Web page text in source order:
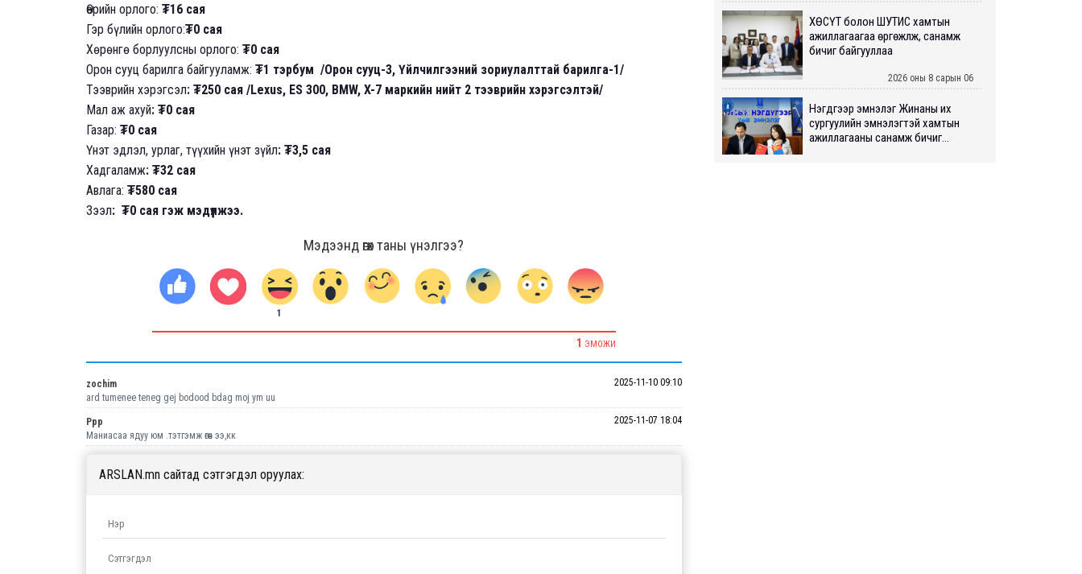
Өөрийн орлого: ₮16 сая
Гэр бүлийн орлого:₮0 сая
Хөрөнгө борлуулсны орлого: ₮0 сая
Орон сууц барилга байгууламж: ₮1 тэрбум /Орон сууц-3, Үйлчилгээний зориулалттай барилга-1/
Тээврийн хэрэгсэл: ₮250 сая /Lexus, ES 300, BMW, X-7 маркийн нийт 2 тээврийн хэрэгсэлтэй/
Мал аж ахуй: ₮0 сая
Газар: ₮0 сая
Үнэт эдлэл, урлаг, түүхийн үнэт зүйл: ₮3,5 сая
Хадгаламж: ₮32 сая
Авлага: ₮580 сая
Зээл: ₮0 сая гэж мэдүүлжээ.
Мэдээнд өгөх таны үнэлгээ?
1
1 ЭМОЖИ
zochim
2025-11-10 09:10
ard tumenee teneg gej bodood bdag moj ym uu
Ррр
2025-11-07 18:04
Маниасаа ядуу юм .тэтгэмж өгөөч ээ,кк
ARSLAN.mn сайтад сэтгэгдэл оруулах:
ХӨСҮТ болон ШУТИС хамтын
ажиллагаагаа өргөжүүлж, санамж
бичиг байгууллаа
2026 оны 8 сарын 06
Нэгдүгээр эмнэлэг Жинаны их
сургуулийн эмнэлэгтэй хамтын
ажиллагааны санамж бичиг...